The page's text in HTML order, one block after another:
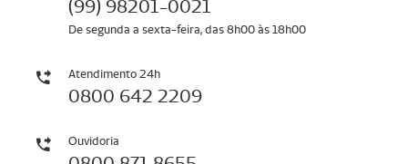
(99) 98201-0021
De segunda a sexta-feira, das 8h00 às 18h00
Atendimento 24h
0800 642 2209
Ouvidoria